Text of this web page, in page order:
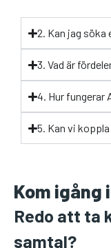
2. Kan jag
3. Vad är
4. Hur
5. Kan vi
Kom igång
Redo att ta
samtal?